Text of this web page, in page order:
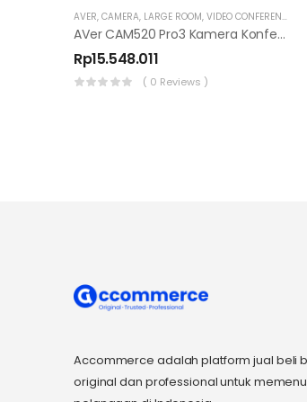
AVER, CAMERA, LARGE ROOM, VIDEO CONFERENCE
AVer CAM520 Pro3 Kamera Konferensi PTZ 1080p
Rp15.548.011
( 0 Reviews )
Accommerce adalah platform jual beli
original dan professional untuk